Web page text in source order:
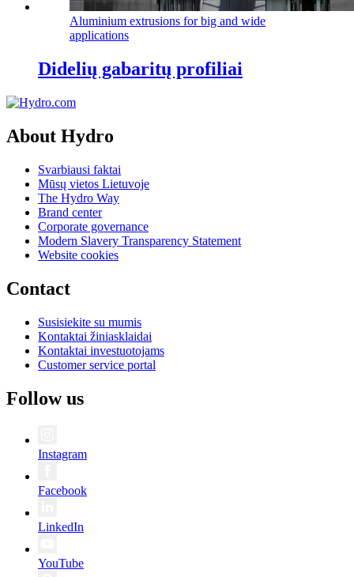
Aluminium extrusions for big and wide
applications
Didelių gabaritų profiliai
About Hydro
Svarbiausi faktai
Mūsų vietos Lietuvoje
The Hydro Way
Brand center
Corporate governance
Modern Slavery Transparency Statement
Website cookies
Contact
Susisiekite su mumis
Kontaktai žiniasklaidai
Kontaktai investuotojams
Customer service portal
Follow us
Instagram
Facebook
LinkedIn
YouTube